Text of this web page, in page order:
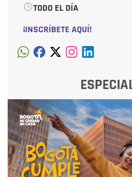
TODO EL DÍA
¡INSCRÍBETE AQUÍ!